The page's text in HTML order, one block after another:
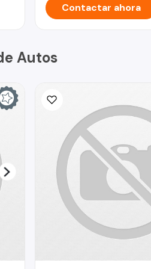
Contactar ahora
Autos